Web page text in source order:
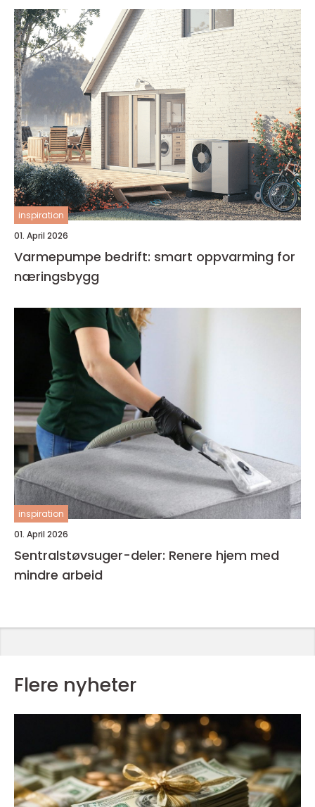
inspiration
01. April 2026
Varmepumpe bedrift: smart oppvarming for
næringsbygg
inspiration
01. April 2026
Sentralstøvsuger-deler: Renere hjem med
mindre arbeid
Flere nyheter